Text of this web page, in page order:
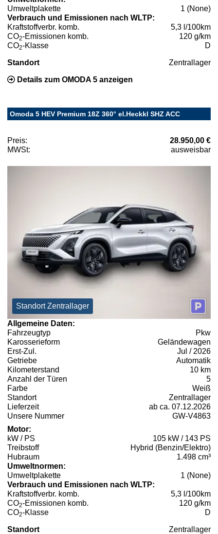
Umweltplakette
1 (None)
Verbrauch und Emissionen nach WLTP:
Kraftstoffverbr. komb.
5,3 l/100km
CO2-Emissionen komb.
120 g/km
CO2-Klasse D
Standort Zentrallager
Details zum OMODA 5 anzeigen
Omoda 5 HEV Premium 18Z 360° el.Heckkl SHZ ACC
Preis:
28.950,00 €
MWSt:
ausweisbar
Standort Zentrallager
Allgemeine Daten:
Fahrzeugtyp
Pkw
Karosserieform
Geländewagen
Erst-Zul.
Jul / 2026
Getriebe
Automatik
Kilometerstand
10 km
Anzahl der Türen
5
Farbe
Weiß
Standort
Zentrallager
Lieferzeit
ab ca. 07.12.2026
Unsere Nummer
GW-V4863
Motor:
kW / PS
105 kW / 143 PS
Treibstoff
Hybrid (Benzin/Elektro)
Hubraum
1.498 cm³
Umweltnormen:
Umweltplakette
1 (None)
Verbrauch und Emissionen nach WLTP:
Kraftstoffverbr. komb.
5,3 l/100km
CO2-Emissionen komb.
120 g/km
CO2-Klasse D
Standort Zentrallager